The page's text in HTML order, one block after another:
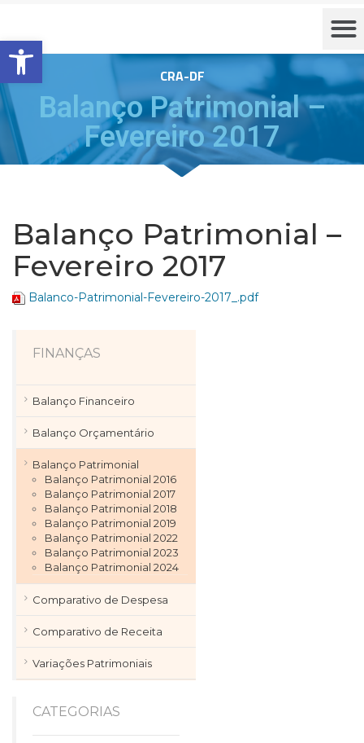
Barra de Ferramentas Aberta
CRA-DF
Balanço Patrimonial –
Fevereiro 2017
Balanço Patrimonial –
Fevereiro 2017
Balanco-Patrimonial-Fevereiro-2017_.pdf
FINANÇAS
Balanço Financeiro
Balanço Orçamentário
Balanço Patrimonial
Balanço Patrimonial 2016
Balanço Patrimonial 2017
Balanço Patrimonial 2018
Balanço Patrimonial 2019
Balanço Patrimonial 2022
Balanço Patrimonial 2023
Balanço Patrimonial 2024
Comparativo de Despesa
Comparativo de Receita
Variações Patrimoniais
CATEGORIAS